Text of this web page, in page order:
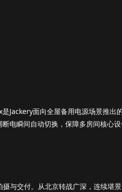
Jackery面向全屋备用电源场景推
电瞬间自动切换，保障多房间核心
摄与交付。从北京转战广深，连续